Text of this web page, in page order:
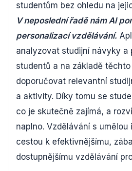
studentům bez ohledu na
V neposlední řadě nám AI
personalizací vzdělávání.
analyzovat studijní návyky a
studentů a na základě
doporučovat relevantní
a aktivity. Díky tomu se
co je skutečně zajímá, a
naplno. Vzdělávání s umělou
cestou k efektivnějšímu,
dostupnějšímu vzdělávání